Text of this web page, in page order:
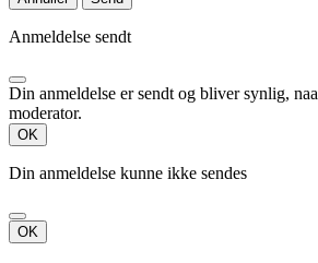
Anmeldelse sendt
Din anmeldelse er sendt og bliver synlig,
moderator.
OK
Din anmeldelse kunne ikke sendes
OK